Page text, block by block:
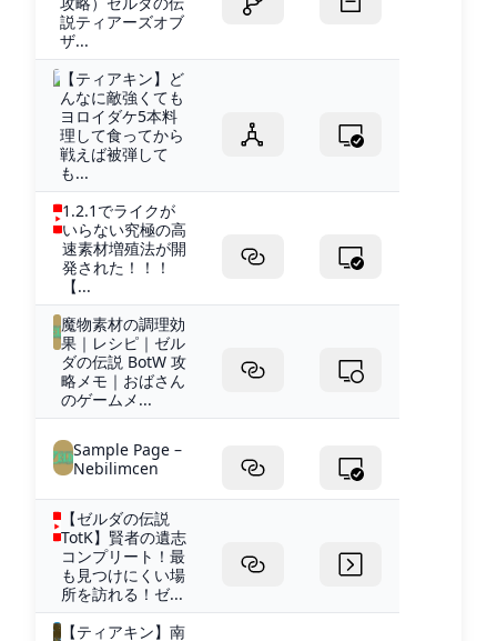
説ティアーズオブ
ザ...
【ティアキン】ど
んなに敵強くても
ヨロイダケ5本料
理して食ってから
戦えば被弾して
も...
1.2.1でライクが
いらない究極の高
速素材増殖法が開
発された！！！
【...
魔物素材の調理効
果｜レシピ｜ゼル
ダの伝説 BotW 攻
略メモ｜おばさん
のゲームメ...
Sample Page –
Nebilimcen
【ゼルダの伝説
TotK】賢者の遺志
コンプリート！最
も見つけにくい場
所を訪れる！ゼ...
【ティアキン】︎南